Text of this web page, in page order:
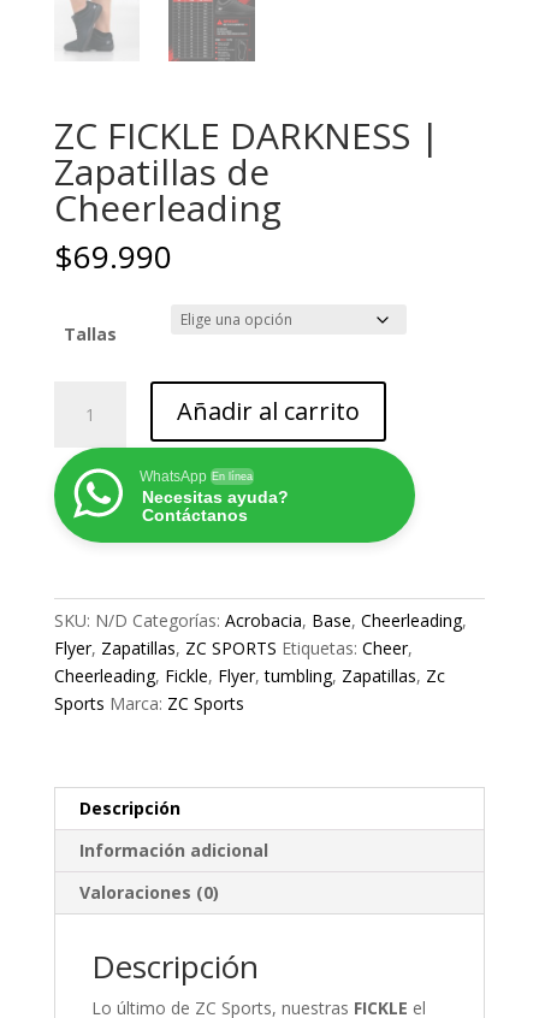
ZC FICKLE DARKNESS |
Zapatillas de
Cheerleading
$69.990
Tallas
FICKLE
DARKNESS
|
Zapatillas
de
Añadir al carrito
WhatsApp En línea
Necesitas ayuda?
Contáctanos
SKU: N/D Categorías: Acrobacia, Base, Cheerleading,
Flyer, Zapatillas, ZC SPORTS Etiquetas: Cheer,
Cheerleading, Fickle, Flyer,tumbling, Zapatillas, Zc
Sports Marca: ZC Sports
Descripción
Información adicional
Valoraciones (0)
Descripción
Lo último de ZC Sports, nuestras FICKLE el